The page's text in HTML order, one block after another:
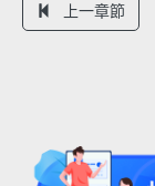
上一章節